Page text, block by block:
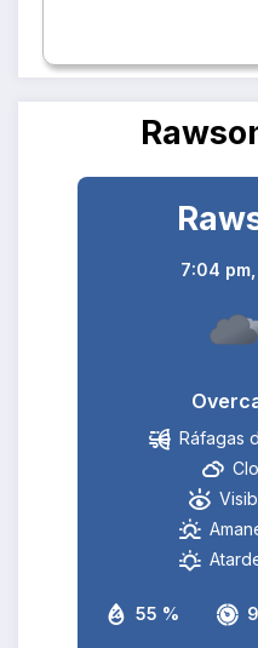
7:04 pm,
55 %
Ráfagas